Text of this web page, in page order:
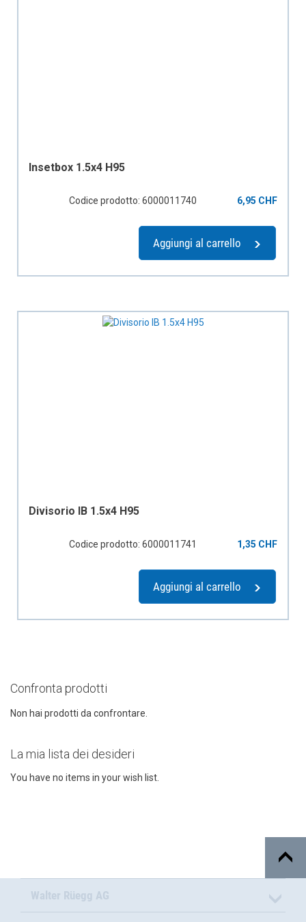
Insetbox 1.5x4 H95
Codice prodotto: 6000011740 6,95 CHF
Aggiungi al carrello
Divisorio IB 1.5x4 H95
Codice prodotto: 6000011741 1,35 CHF
Aggiungi al carrello
Confronta prodotti
Non hai prodotti da confrontare.
La mia lista dei desideri
You have no items in your wish list.
Walter Rüegg AG